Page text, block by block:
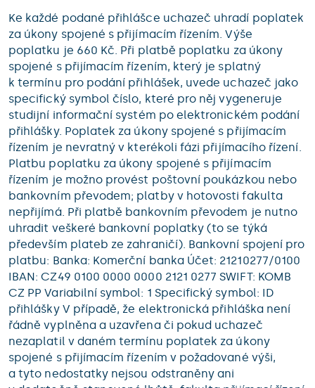
Ke každé podané přihlášce uchazeč uhradí poplatek
za úkony spojené s přijímacím řízením. Výše
poplatku je 660 Kč. Při platbě poplatku za úkony
spojené s přijímacím řízením, který je splatný
k termínu pro podání přihlášek, uvede uchazeč jako
specifický symbol číslo, které pro něj vygeneruje
studijní informační systém po elektronickém podání
přihlášky. Poplatek za úkony spojené s přijímacím
řízením je nevratný v kterékoli fázi přijímacího řízení.
Platbu poplatku za úkony spojené s přijímacím
řízením je možno provést poštovní poukázkou nebo
bankovním převodem; platby v hotovosti fakulta
nepřijímá. Při platbě bankovním převodem je nutno
uhradit veškeré bankovní poplatky (to se týká
především plateb ze zahraničí). Bankovní spojení pro
platbu: Banka: Komerční banka Účet: 21210277/0100
IBAN: CZ49 0100 0000 0000 2121 0277 SWIFT: KOMB
CZ PP Variabilní symbol: 1 Specifický symbol: ID
přihlášky V případě, že elektronická přihláška není
řádně vyplněna a uzavřena či pokud uchazeč
nezaplatil v daném termínu poplatek za úkony
spojené s přijímacím řízením v požadované výši,
a tyto nedostatky nejsou odstraněny ani